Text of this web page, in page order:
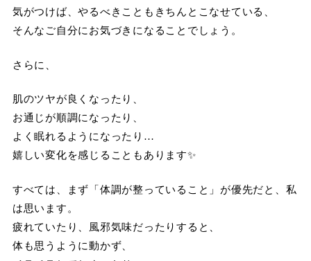
気がつけば、やるべきこともきちんとこなせている、
そんなご自分にお気づきになることでしょう。
さらに、
肌のツヤが良くなったり、
お通じが順調になったり、
よく眠れるようになったり…
嬉しい変化を感じることもあります✨
すべては、まず「体調が整っていること」が優先だと、私
は思います。
疲れていたり、風邪気味だったりすると、
体も思うように動かず、